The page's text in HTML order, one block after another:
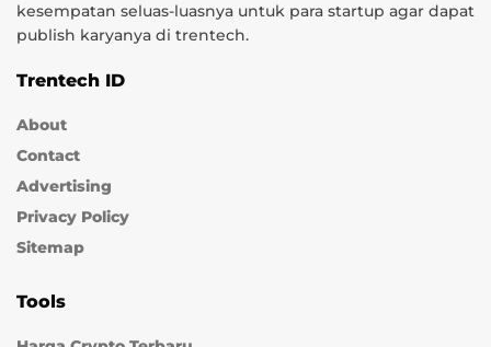
kesempatan seluas-luasnya untuk para startup agar dapat
publish karyanya di trentech.
Trentech ID
About
Contact
Advertising
Privacy Policy
Sitemap
Tools